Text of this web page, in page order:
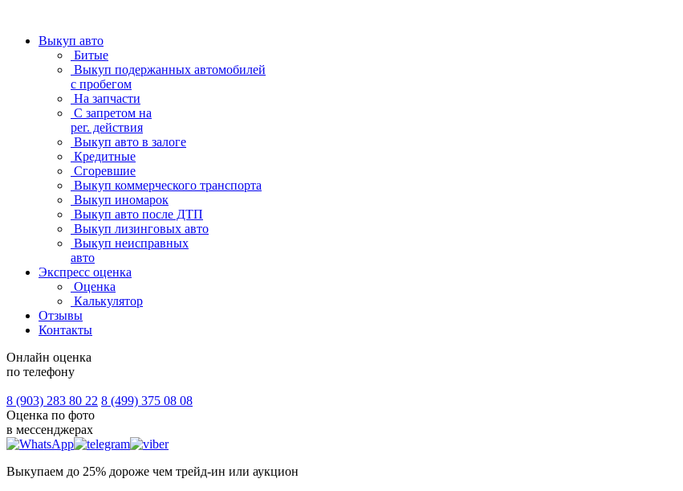
Выкуп авто
Битые
Выкуп подержанных автомобилей
с пробегом
На запчасти
С запретом на
рег. действия
Выкуп авто в залоге
Кредитные
Сгоревшие
Выкуп коммерческого транспорта
Выкуп иномарок
Выкуп авто после ДТП
Выкуп лизинговых авто
Выкуп неисправных
авто
Экспресс оценка
Оценка
Калькулятор
Отзывы
Контакты
Онлайн оценка
по телефону
8 (903) 283 80 22 8 (499) 375 08 08
Оценка по фото
в мессенджерах
Выкупаем до 25% дороже чем трейд-ин или аукцион